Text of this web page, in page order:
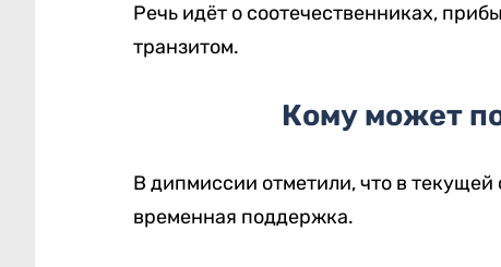
Речь идёт о соотечественниках,
транзитом.
Кому может
В дипмиссии отметили, что в
временная поддержка.